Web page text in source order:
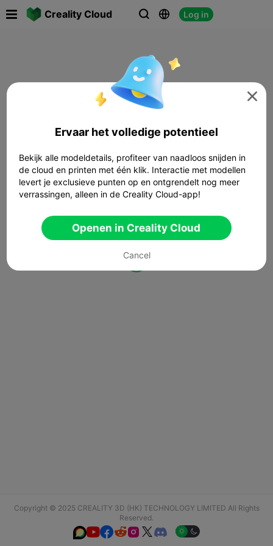
Creality Cloud   Log in
Copyright © 2025 CREALITY 3D (HK) TECHNOLOGY LIMITED All Rights
Reserved.
  

Ervaar het volledige potentieel
Bekijk alle modeldetails, profiteer van naadloos snijden in
de cloud en printen met één klik. Interactie met modellen
levert je exclusieve punten op en ontgrendelt nog meer
verrassingen, alleen in de Creality Cloud-app!
Openen in Creality Cloud
Cancel